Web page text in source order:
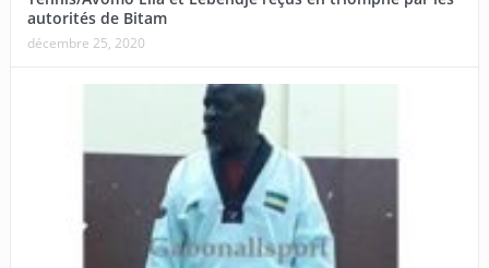
autorités de Bitam
décembre 25, 2020